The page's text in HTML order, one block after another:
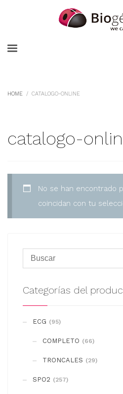
HOME CATALOGO-ONLINE
catalogo-
No se han encontrado
coincidan con tu
Categorías del
ECG (95)
COMPLETO (66)
TRONCALES (29)
SPO2 (257)